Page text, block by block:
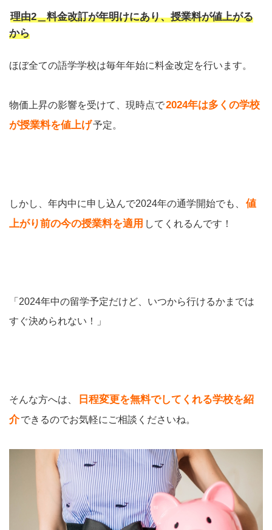
理由2＿料金改訂が年明けにあり、授業料が値上がる
から
ほぼ全ての語学学校は毎年年始に料金改定を行います。
物価上昇の影響を受けて、現時点で2024年は多くの学校
が授業料を値上げ予定。
しかし、年内中に申し込んで2024年の通学開始でも、
値
上がり前の今の授業料を適用 してくれるんです！
「2024年中の留学予定だけど、いつから行けるかまでは
すぐ決められない！」
そんな方へは、
日程変更を無料でしてくれる学校を紹
介できるのでお気軽にご相談くださいね。